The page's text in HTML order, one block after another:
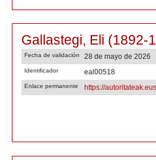
Gallastegi, Eli (1892-
Fecha de validación 28 de mayo de 2026
Identificador eal00518
Enlace permanente https://